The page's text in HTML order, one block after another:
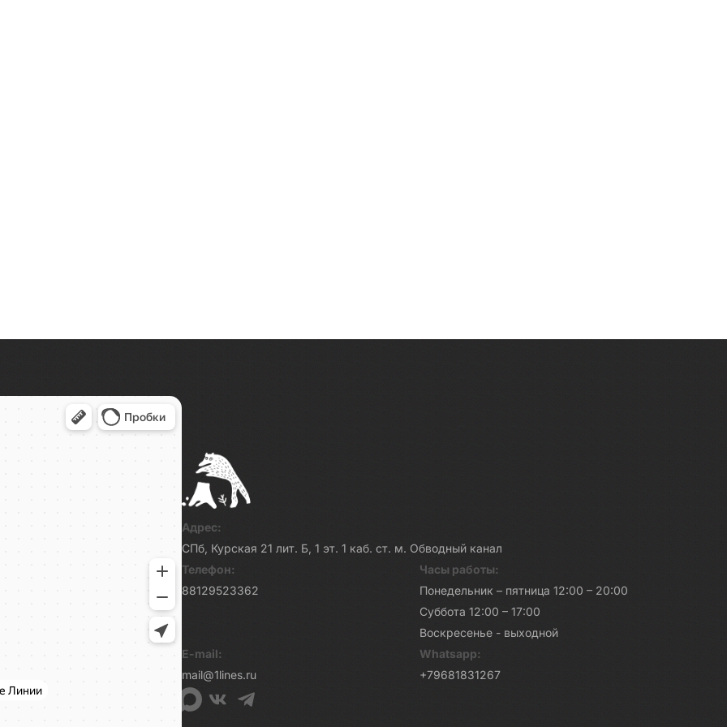
Адрес:
СПб, Курская 21 лит. Б, 1 эт. 1 каб. ст. м. Обводный канал
Телефон:
88129523362
Часы работы:
Понедельник – пятница 12:00 – 20:00
Суббота 12:00 – 17:00
Воскресенье - выходной
E-mail:
mail@1lines.ru
Whatsapp:
+79681831267